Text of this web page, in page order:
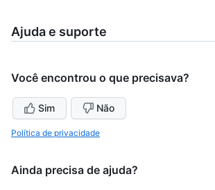
Ajuda e suporte
Você encontrou o que precisava?
Sim Não
Política de privacidade
Ainda precisa de ajuda?